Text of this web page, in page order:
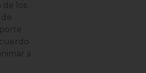
de los
a